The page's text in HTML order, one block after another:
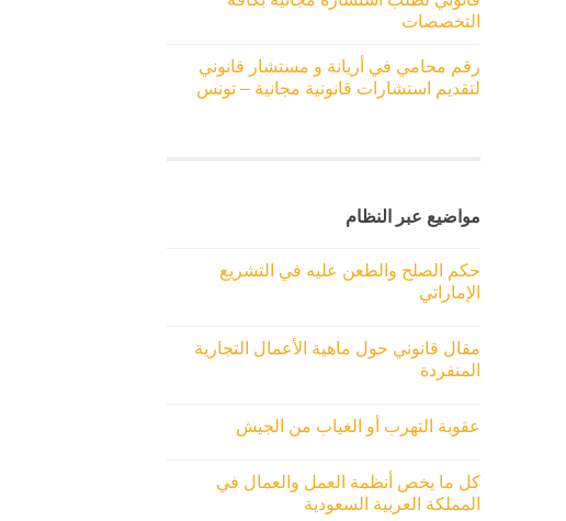
التخصصات
رقم محامي في أريانة و مستشار قانوني
لتقديم استشارات قانونية مجانية – تونس
مواضيع عبر النظام
حكم الصلح والطعن عليه في التشريع
الإماراتي
مقال قانوني حول ماهية الأعمال التجارية
المنفردة
عقوبة التهرب أو الغياب من الجيش
كل ما يخص أنظمة العمل والعمال في
المملكة العربية السعودية